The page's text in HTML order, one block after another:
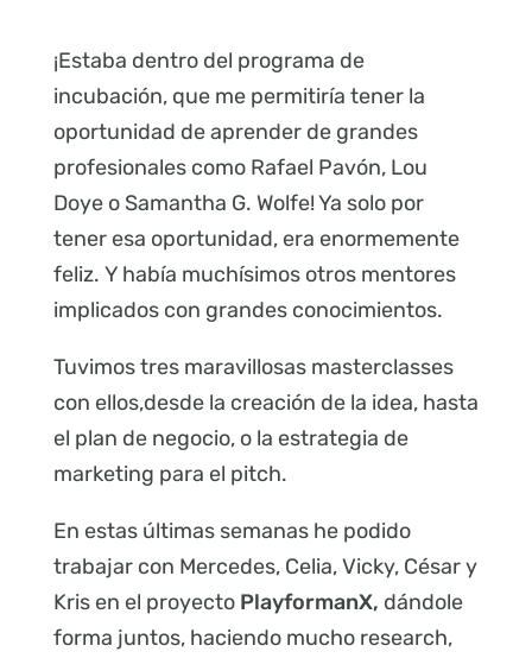
¡Estaba dentro del programa de
incubación, que me permitiría tener la
oportunidad de aprender de grandes
profesionales como Rafael Pavón, Lou
Doye o Samantha G. Wolfe! Ya solo por
tener esa oportunidad, era enormemente
feliz. Y había muchísimos otros mentores
implicados con grandes conocimientos.
Tuvimos tres maravillosas masterclasses
con ellos,desde la creación de la idea, hasta
el plan de negocio, o la estrategia de
marketing para el pitch.
En estas últimas semanas he podido
trabajar con Mercedes, Celia, Vicky, César y
Kris en el proyectoPlayformanX, dándole
forma juntos, haciendo mucho research,